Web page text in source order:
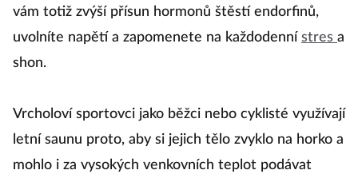
vám totiž zvýší přísun hormonů štěstí endorfinů,
uvolníte napětí a zapomenete na každodenní stres a
shon.
Vrcholoví sportovci jako běžci nebo cyklisté využívají
letní saunu proto, aby si jejich tělo zvyklo na horko a
mohlo i za vysokých venkovních teplot podávat